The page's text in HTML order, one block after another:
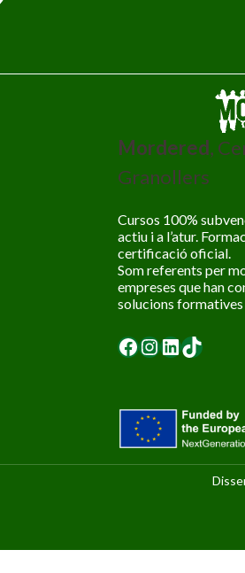
Mordered,
Granollers
Cursos 100%
actiu i a l’atur.
certificació oficial.
Som referents per
empreses que han
solucions formatives
Facebook
Instagram
LinkedIn
TikTok